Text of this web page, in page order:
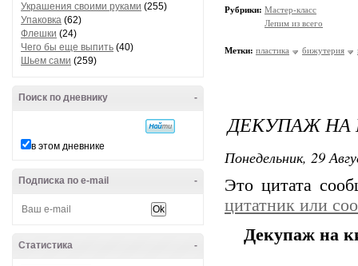
Украшения своими руками (255)
Упаковка (62)
Флешки (24)
Чего бы еще выпить (40)
Шьем сами (259)
-
Поиск по дневнику
в этом дневнике
-
Подписка по e-mail
-
Статистика
Рубрики: Мастер-класс
Лепим из всего
Метки: пластика бижутерия
ДЕКУПАЖ НА
Понедельник, 29
Это цитата
цитатник или
Декупаж на